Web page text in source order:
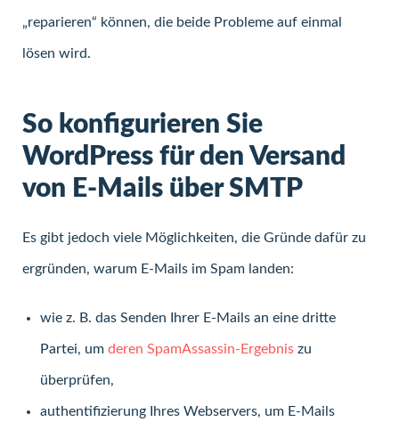
„reparieren“ können, die beide Probleme auf einmal
lösen wird.
So konfigurieren Sie
WordPress für den Versand
von E-Mails über SMTP
Es gibt jedoch viele Möglichkeiten, die Gründe dafür zu
ergründen, warum E-Mails im Spam landen:
wie z. B. das Senden Ihrer E-Mails an eine dritte
Partei, um deren SpamAssassin-Ergebnis zu
überprüfen,
authentifizierung Ihres Webservers, um E-Mails